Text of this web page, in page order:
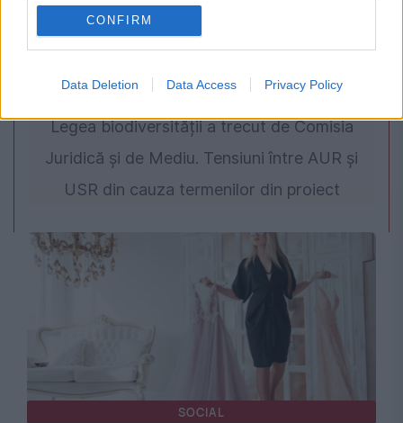
CONFIRM
Data Deletion Data Access Privacy Policy
POLITICA
Legea biodiversității a trecut de Comisia
Juridică și de Mediu. Tensiuni între AUR și
USR din cauza termenilor din proiect
SOCIAL